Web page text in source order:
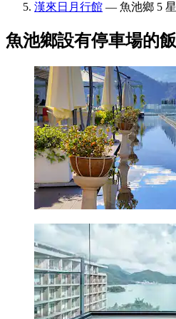
漢來日月行館 — 魚池鄉 5
魚池鄉設有停車場的